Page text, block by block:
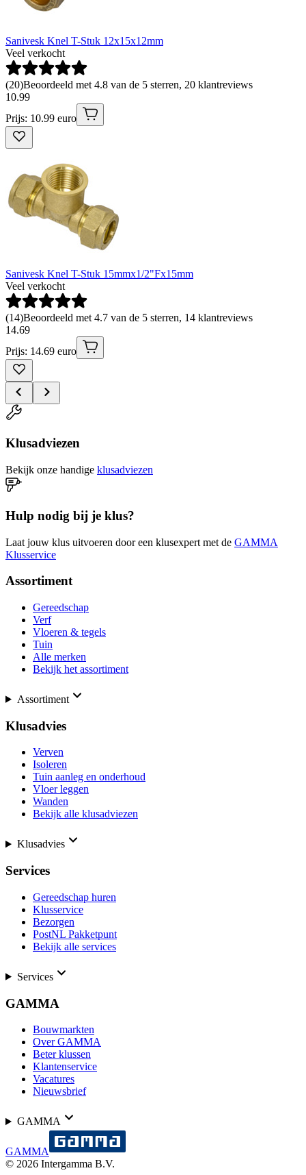
Sanivesk Knel T-Stuk 12x15x12mm
Veel verkocht
(20)Beoordeeld met 4.8 van de 5 sterren, 20 klantreviews
10.99
Prijs: 10.99 euro
Sanivesk Knel T-Stuk 15mmx1/2"Fx15mm
Veel verkocht
(14)Beoordeeld met 4.7 van de 5 sterren, 14 klantreviews
14.69
Prijs: 14.69 euro
Klusadviezen
Bekijk onze handige klusadviezen
Hulp nodig bij je klus?
Laat jouw klus uitvoeren door een klusexpert met de GAMMA
Klusservice
Assortiment
Gereedschap
Verf
Vloeren & tegels
Tuin
Alle merken
Bekijk het assortiment
Assortiment
Klusadvies
Verven
Isoleren
Tuin aanleg en onderhoud
Vloer leggen
Wanden
Bekijk alle klusadviezen
Klusadvies
Services
Gereedschap huren
Klusservice
Bezorgen
PostNL Pakketpunt
Bekijk alle services
Services
GAMMA
Bouwmarkten
Over GAMMA
Beter klussen
Klantenservice
Vacatures
Nieuwsbrief
GAMMA
GAMMA
© 2026 Intergamma B.V.